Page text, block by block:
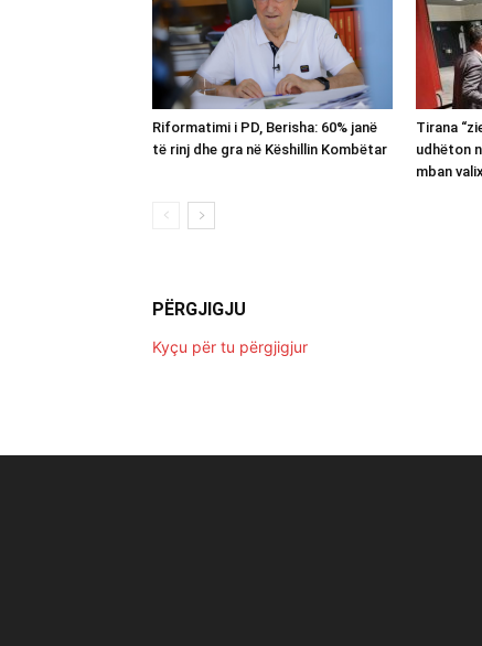
Riformatimi i PD, Berisha: 60% janë
të rinj dhe gra në Këshillin Kombëtar
Tirana
udhëton
mban
PËRGJIGJU
Kyçu për tu përgjigjur